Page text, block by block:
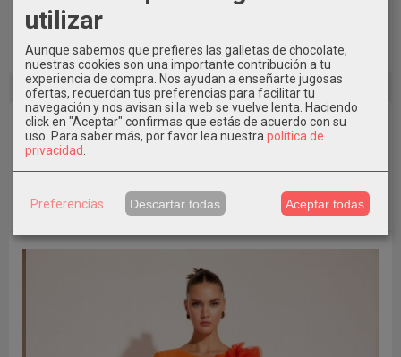
LIQUIDACIÓN TOTAL EN ESTA SÚPER MARCA
DE CARLA RUIZ-ARGGIDO TODO UN ACIERTO
PODER LUCIR ESTAS PRENDAS DE LA MODA
APROVECHA QUE VUELAN**
utilizar
Aunque sabemos que prefieres las galletas de chocolate,
nuestras cookies son una importante contribución a tu
experiencia de compra. Nos ayudan a enseñarte jugosas
ofertas, recuerdan tus preferencias para facilitar tu
navegación y nos avisan si la web se vuelve lenta. Haciendo
click en "Aceptar" confirmas que estás de acuerdo con su
uso. Para saber más, por favor lea nuestra política de
privacidad
Preferencias Descartar todas Aceptar todas